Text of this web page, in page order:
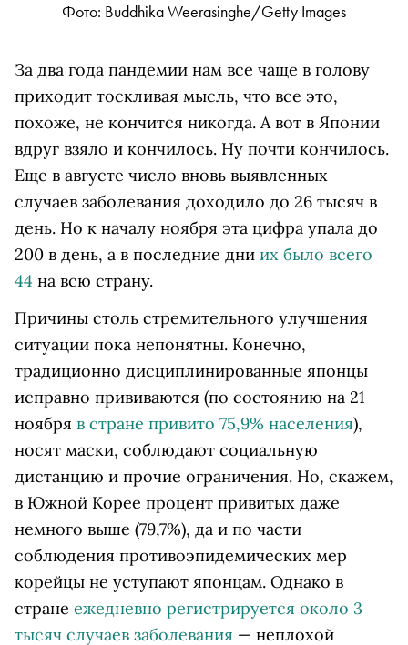
Фото: Buddhika Weerasinghe/Getty Images
За два года пандемии нам все чаще в голову
приходит тоскливая мысль, что все это,
похоже, не кончится никогда. А вот в Японии
вдруг взяло и кончилось. Ну почти кончилось.
Еще в августе число вновь выявленных
случаев заболевания доходило до 26 тысяч в
день. Но к началу ноября эта цифра упала до
200 в день, а в последние дни их было всего
44 на всю страну.
Причины столь стремительного улучшения
ситуации пока непонятны. Конечно,
традиционно дисциплинированные японцы
исправно прививаются (по состоянию на 21
ноября в стране привито 75,9% населения),
носят маски, соблюдают социальную
дистанцию и прочие ограничения. Но, скажем,
в Южной Корее процент привитых даже
немного выше (79,7%), да и по части
соблюдения противоэпидемических мер
корейцы не уступают японцам. Однако в
стране ежедневно регистрируется около 3
тысяч случаев заболевания — неплохой